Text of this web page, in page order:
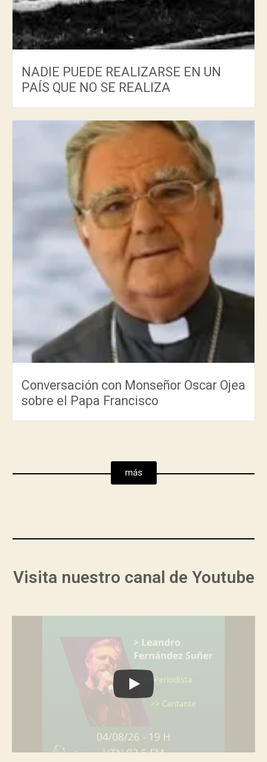
NADIE PUEDE REALIZARSE EN UN
PAÍS QUE NO SE REALIZA
Conversación con Monseñor Oscar Ojea
sobre el Papa Francisco
más
Visita nuestro canal de Youtube